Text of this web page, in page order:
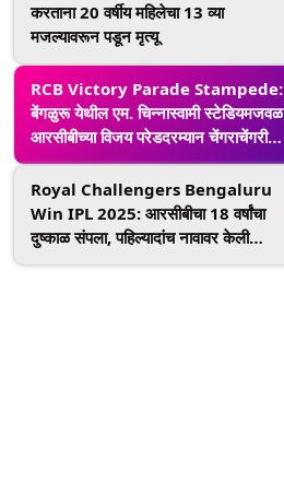
करताना 20 वर्षीय महिलेचा 13 व्या
मजल्यावरून पडून मृत्यू
RCB Victory Parade Stampede:
बेंगळुरू येथील एम. चिन्नास्वामी स्टेडियमजवळ
आरसीबीच्या विजय परेडदरम्यान चेंगराचेंगरी;
तब्बल 11 जणांचा मृत्यू, अनेकजण जखमी
Royal Challengers Bengaluru
Win IPL 2025: आरसीबीचा 18 वर्षांचा
दुष्काळ संपला, पहिल्यादांच नावावर केली